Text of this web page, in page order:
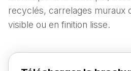
recyclés, carrelages muraux
visible ou en finition lisse.